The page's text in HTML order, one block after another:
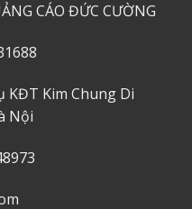
CÁO ĐỨC CƯỜNG
KĐT Kim Chung Di
Nội